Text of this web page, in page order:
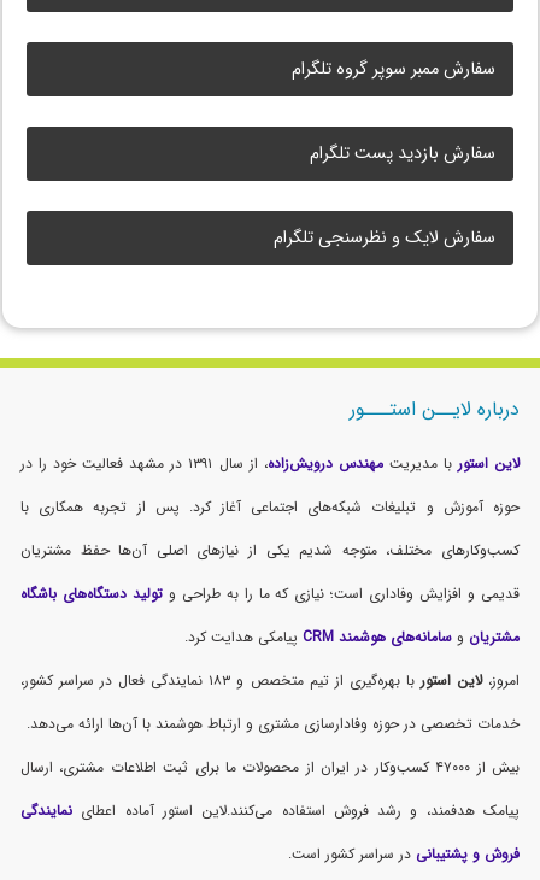
سفارش ممبر سوپر گروه تلگرام
سفارش بازدید پست تلگرام
سفارش لایک و نظرسنجی تلگرام